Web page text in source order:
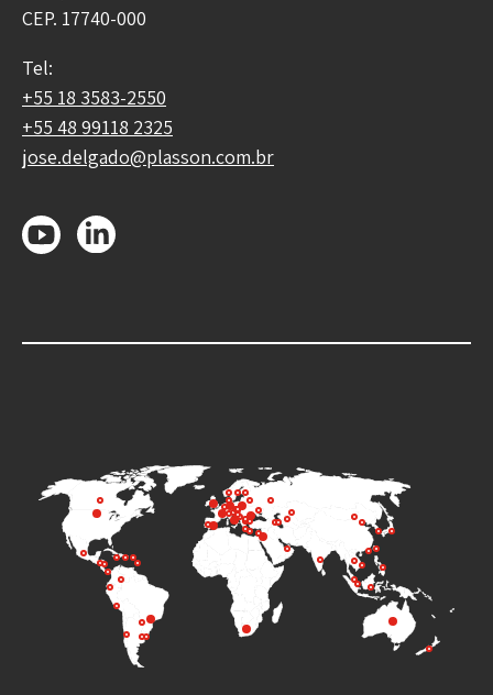
CEP. 17740-000
Tel:
+55 18 3583-2550
+55 48 99118 2325
jose.delgado@plasson.com.br